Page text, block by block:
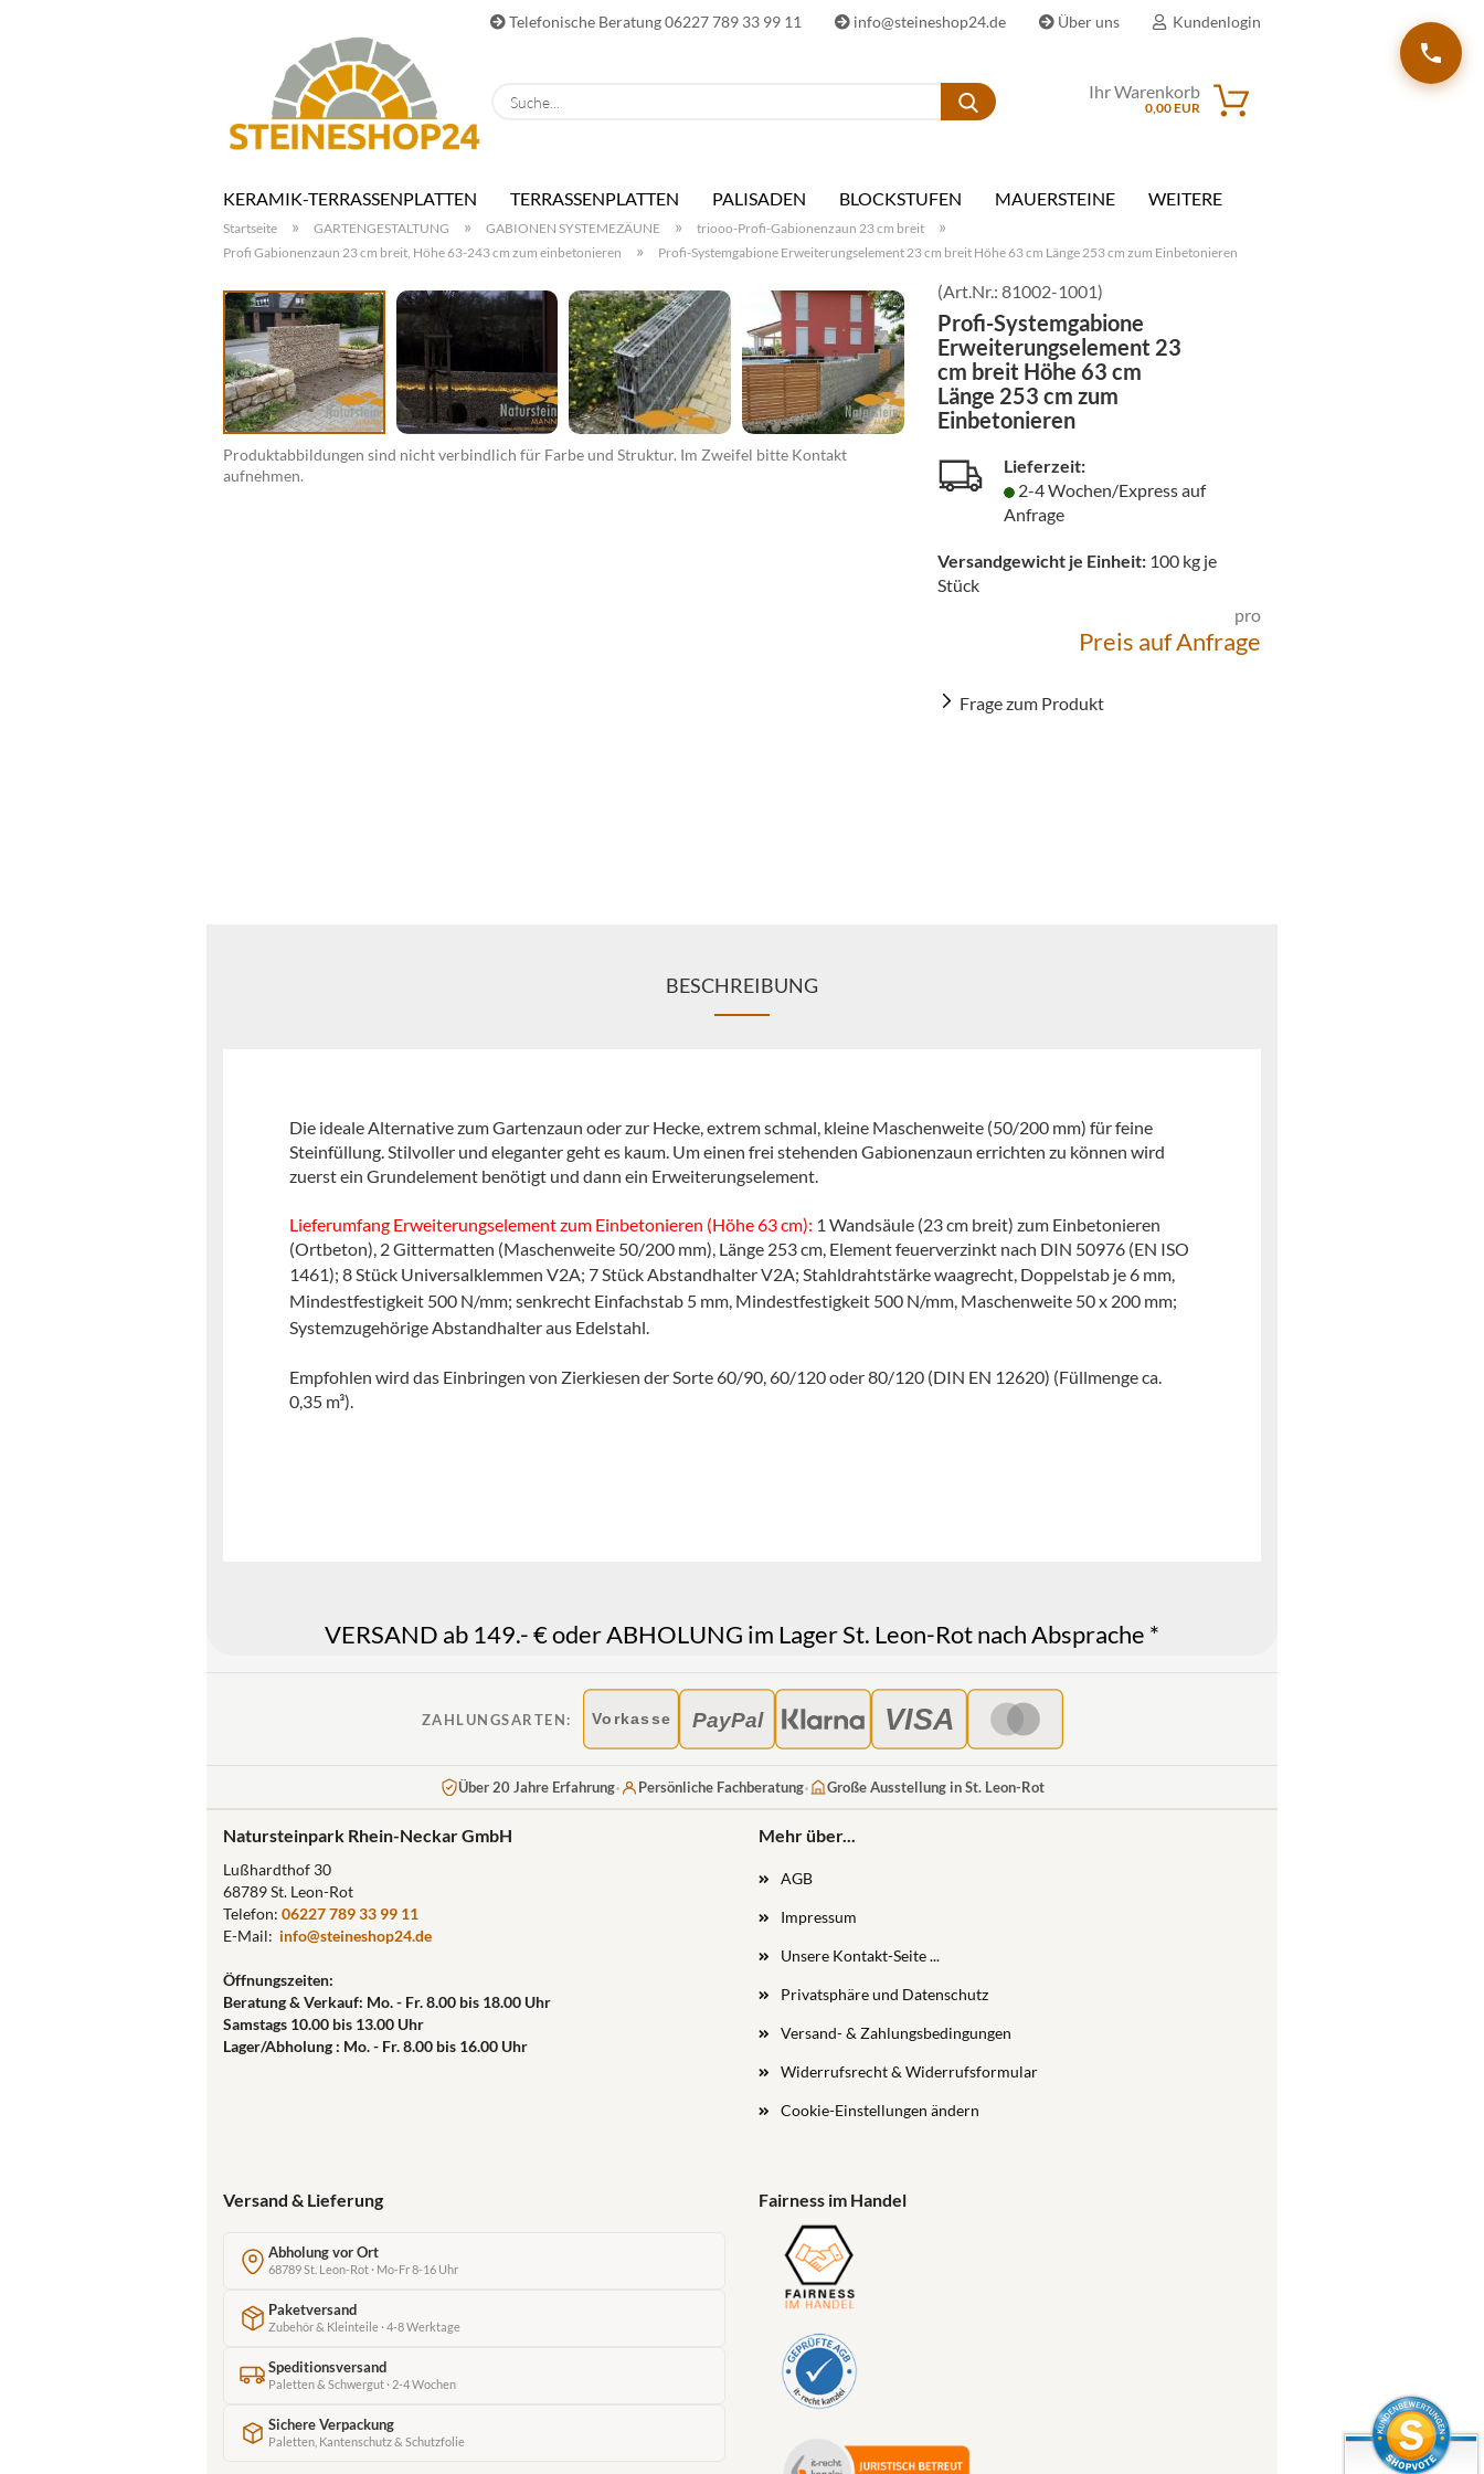
Telefonische Beratung 06227 789 33 99 11 info@steineshop24.de Über uns Kundenlogin
Konto erstellen
Passwort vergessen?
Suche... Ihr Warenkorb
0,00 EUR
KERAMIK-TERRASSENPLATTEN TERRASSENPLATTEN PALISADEN BLOCKSTUFEN MAUERSTEINE WEITERE
Startseite » GARTENGESTALTUNG » GABIONEN SYSTEMEZÄUNE » triooo-Profi-Gabionenzaun 23 cm breit »
Profi Gabionenzaun 23 cm breit, Höhe 63-243 cm zum einbetonieren » Profi-Systemgabione Erweiterungselement 23 cm breit Höhe 63 cm Länge 253 cm zum Einbetonieren
Produktabbildungen sind nicht verbindlich für Farbe und Struktur. Im Zweifel bitte Kontakt
aufnehmen.
(Art.Nr.: 81002-1001)
Profi-Systemgabione
Erweiterungselement 23
cm breit Höhe 63 cm
Länge 253 cm zum
Einbetonieren
Lieferzeit:
2-4 Wochen/Express auf
Anfrage
Versandgewicht je Einheit: 100kg je
Stück
pro
Preis auf Anfrage
Frage zum Produkt
BESCHREIBUNG
Die ideale Alternative zum Gartenzaun oder zur Hecke, extrem schmal, kleine Maschenweite (50/200 mm) für feine
Steinfüllung. Stilvoller und eleganter geht es kaum. Um einen frei stehenden Gabionenzaun errichten zu können wird
zuerst ein Grundelement benötigt und dann ein Erweiterungselement.
Lieferumfang Erweiterungselement zum Einbetonieren (Höhe 63 cm): 1 Wandsäule (23 cm breit) zum Einbetonieren
(Ortbeton), 2 Gittermatten (Maschenweite 50/200 mm), Länge 253 cm, Element feuerverzinkt nach DIN 50976 (EN ISO
1461); 8 Stück Universalklemmen V2A; 7 Stück Abstandhalter V2A; Stahldrahtstärke waagrecht, Doppelstab je 6 mm,
Mindestfestigkeit 500 N/mm; senkrecht Einfachstab 5 mm, Mindestfestigkeit 500 N/mm, Maschenweite 50 x 200 mm;
Systemzugehörige Abstandhalter aus Edelstahl.
Empfohlen wird das Einbringen von Zierkiesen der Sorte 60/90, 60/120 oder 80/120 (DIN EN 12620) (Füllmenge ca.
0,35 m³).
VERSAND ab 149.- € oder ABHOLUNG im Lager St. Leon-Rot nach Absprache *
ZAHLUNGSARTEN: Vorkasse PayPal VISA
Über 20 Jahre Erfahrung· Persönliche Fachberatung· Große Ausstellung in St. Leon-Rot
Natursteinpark Rhein-Neckar GmbH
Lußhardthof 30
68789 St. Leon-Rot
Telefon: 06227 789 33 99 11
E-Mail: info@steineshop24.de
Öffnungszeiten:
Beratung & Verkauf: Mo. - Fr. 8.00 bis 18.00 Uhr
Samstags 10.00 bis 13.00 Uhr
Lager/Abholung : Mo. - Fr. 8.00 bis 16.00 Uhr
Mehr über...
AGB
Impressum
Unsere Kontakt-Seite ...
Privatsphäre und Datenschutz
Versand- & Zahlungsbedingungen
Widerrufsrecht & Widerrufsformular
Cookie-Einstellungen ändern
Versand & Lieferung
Abholung vor Ort
68789 St. Leon-Rot · Mo-Fr 8-16 Uhr
Paketversand
Zubehör & Kleinteile · 4-8 Werktage
Speditionsversand
Paletten & Schwergut · 2-4 Wochen
Sichere Verpackung
Paletten, Kantenschutz & Schutzfolie
Fairness im Handel